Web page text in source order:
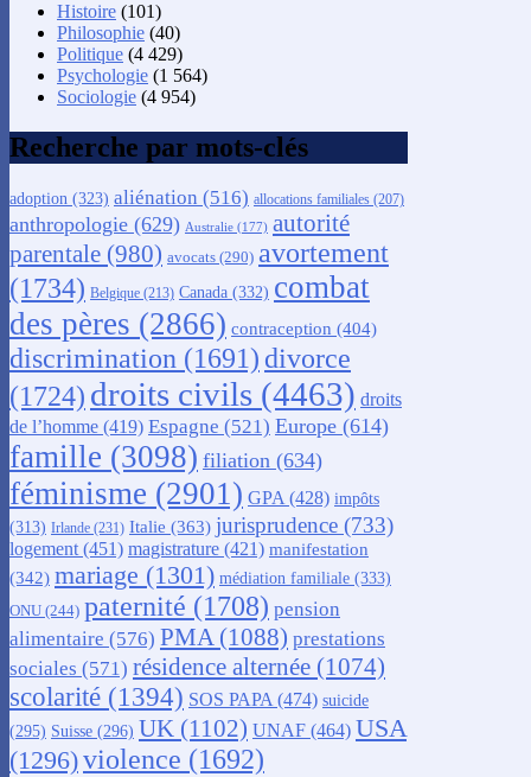
Histoire (101)
Philosophie (40)
Politique (4 429)
Psychologie (1 564)
Sociologie (4 954)
Recherche par mots-clés
adoption (323) aliénation (516) allocations familiales (207)
anthropologie (629) Australie (177) autorité
parentale (980) avocats (290) avortement
(1734) Belgique (213) Canada (332) combat
des pères (2866) contraception (404)
discrimination (1691) divorce
(1724) droits civils (4463) droits
de l’homme (419) Espagne (521) Europe (614)
famille (3098) filiation (634)
féminisme (2901) GPA(428) impôts
(313) Irlande (231) Italie (363) jurisprudence (733)
logement(451) magistrature (421) manifestation
(342) mariage (1301) médiation familiale (333)
ONU (244) paternité (1708) pension
alimentaire (576) PMA(1088) prestations
sociales (571) résidence alternée (1074)
scolarité (1394) SOS PAPA(474) suicide
(295) Suisse (296) UK (1102) UNAF (464) USA
(1296)violence (1692)